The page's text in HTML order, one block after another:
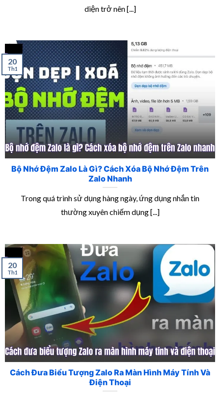
diện trở nên [...]
Bộ Nhớ Đệm Zalo Là Gì? Cách Xóa Bộ Nhớ Đệm Trên
Zalo Nhanh
Trong quá trình sử dụng hàng ngày, ứng dụng nhắn tin
thường xuyên chiếm dụng [...]
20
Th1
Cách Đưa Biểu Tượng Zalo Ra Màn Hình Máy Tính Và
Điện Thoại
20
Th1